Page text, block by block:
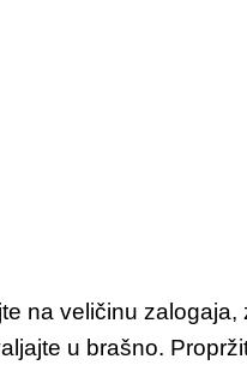
na veličinu zalogaja,
u brašno.